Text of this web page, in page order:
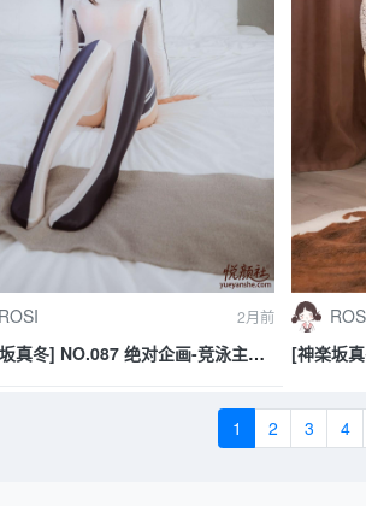
ROSI 2月前
真冬] NO.087 绝对企画-竞泳主题
[神楽坂
1 2 3 4